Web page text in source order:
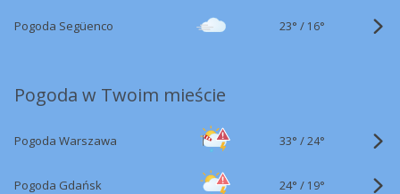
Pogoda Següenco 23° / 16°
Pogoda w Twoim mieście
Pogoda Warszawa 33° /24°
Pogoda Gdańsk 24° / 19°